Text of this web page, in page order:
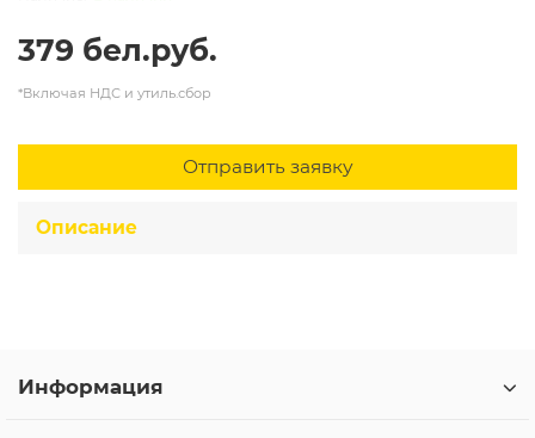
379 бел.руб.
*Включая НДС и утиль.сбор
Отправить заявку
Описание
Информация